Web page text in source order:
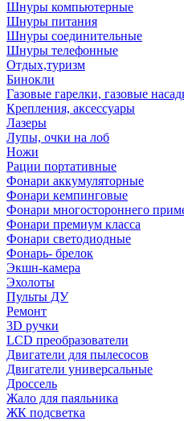
Шнуры компьютерные
Шнуры питания
Шнуры соединительные
Шнуры телефонные
Отдых,туризм
Бинокли
Газовые гарелки, газовые
Крепления, аксессуары
Лазеры
Лупы, очки на лоб
Ножи
Рации портативные
Фонари аккумуляторные
Фонари кемпинговые
Фонари многостороннего
Фонари премиум класса
Фонари светодиодные
Фонарь- брелок
Экшн-камера
Эхолоты
Пульты ДУ
Ремонт
3D ручки
LCD преобразователи
Двигатели для пылесосов
Двигатели универсальные
Дроссель
Жало для паяльника
ЖК подсветка